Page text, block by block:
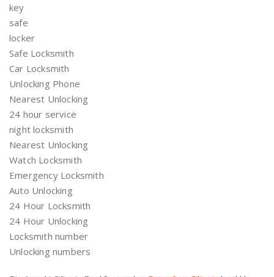
key
safe
locker
Safe Locksmith
Car Locksmith
Unlocking Phone
Nearest Unlocking
24 hour service
night locksmith
Nearest Unlocking
Watch Locksmith
Emergency Locksmith
Auto Unlocking
24 Hour Locksmith
24 Hour Unlocking
Locksmith number
Unlocking numbers